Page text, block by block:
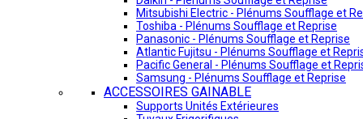
Mitsubishi Electric - Plénums Soufflage et
Toshiba - Plénums Soufflage et Reprise
Panasonic - Plénums Soufflage et Reprise
Atlantic Fujitsu - Plénums Soufflage et
Pacific General - Plénums Soufflage et
Samsung - Plénums Soufflage et Reprise
ACCESSOIRES GAINABLE
Supports Unités Extérieures